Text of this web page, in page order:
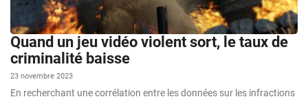
Quand un jeu vidéo violent sort, le taux de
criminalité baisse
23 novembre 2023
En recherchant une corrélation entre les données sur les infractions